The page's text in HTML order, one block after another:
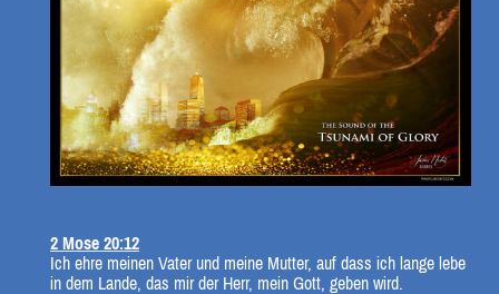
2 Mose 20:12
Ich ehre meinen Vater und meine Mutter, auf dass ich lange lebe
in dem Lande, das mir der Herr, mein Gott, geben wird.